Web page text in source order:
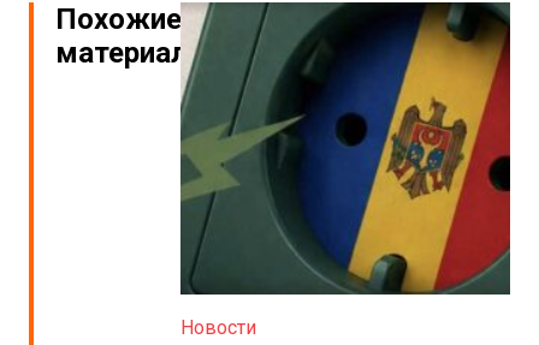
Похожие
материалы
Новости